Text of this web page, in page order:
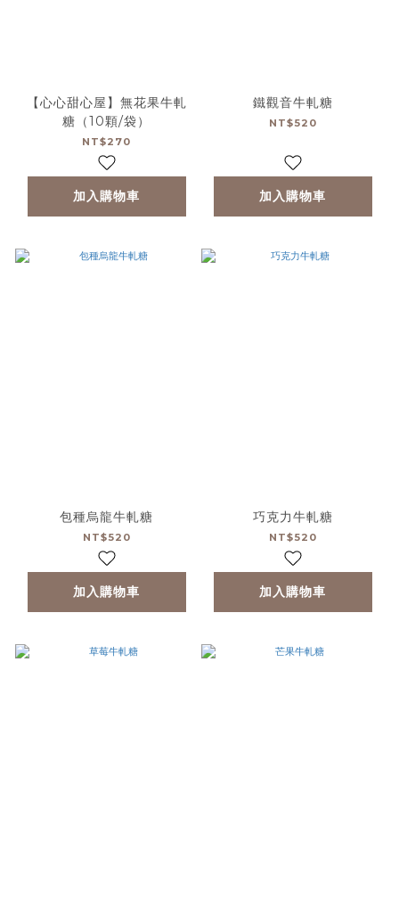
【心心甜心屋】無花果牛軋
糖（10顆/袋）
NT$270
加入購物車
鐵觀音牛軋糖
NT$520
加入購物車
包種烏龍牛軋糖
NT$520
加入購物車
巧克力牛軋糖
NT$520
加入購物車